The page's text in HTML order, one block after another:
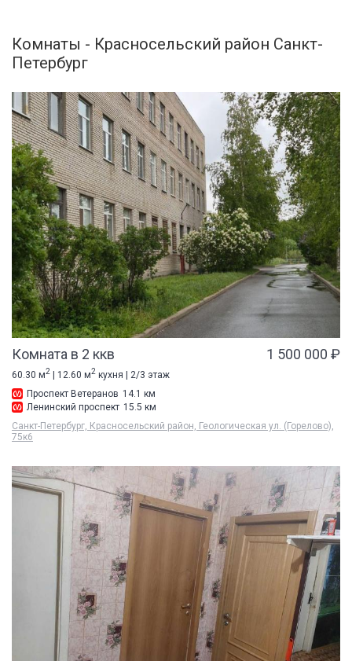
Комнаты - Красносельский район Санкт-
Петербург
Комната в 2 ккв 1 500 000 ₽
60.30 м2 | 12.60 м2 кухня | 2/3 этаж
Проспект Ветеранов 14.1 км
Ленинский проспект 15.5 км
Санкт-Петербург, Красносельский район, Геологическая ул. (Горелово),
75к6